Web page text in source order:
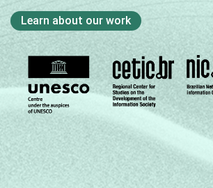
Learn about our work